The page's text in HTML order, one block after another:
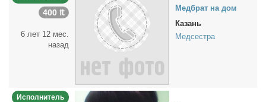
400 ₶
6 лет 12 мес.
назад
Мед­брат на дом
Казань
Медсестра
Исполнитель